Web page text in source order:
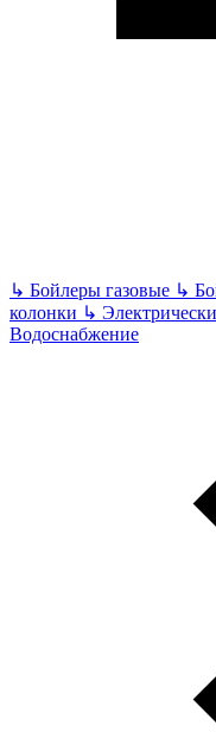
↳ Бойлеры газовые ↳
колонки ↳
Водоснабжение